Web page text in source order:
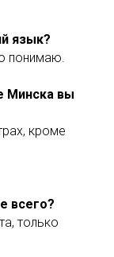
язык?
понимаю.
Минска вы
кроме
всего?
только